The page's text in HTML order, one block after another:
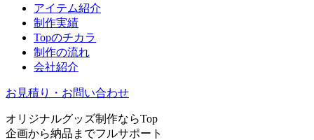
アイテム紹介
制作実績
Topのチカラ
制作の流れ
会社紹介
お見積り・お問い合わせ
オリジナルグッズ制作ならTop
企画から納品までフルサポート